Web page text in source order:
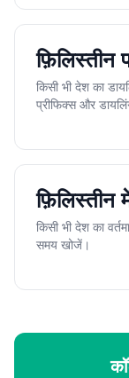
किसी भी देश का
प्रीफिक्स और
फ़िलिस्तीन
किसी भी देश का
समय खोजें।